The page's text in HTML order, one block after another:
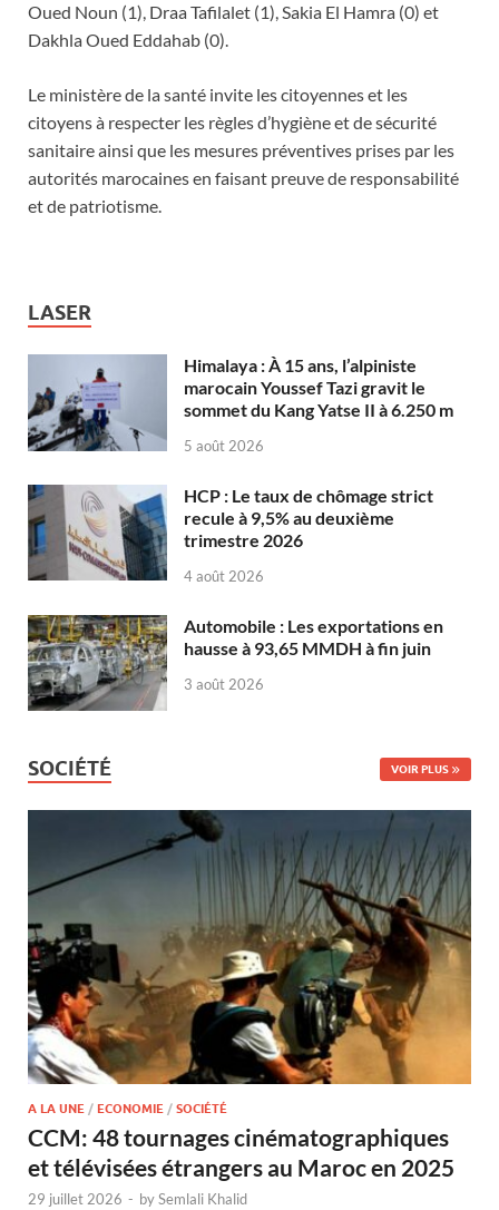
Oued Noun (1), Draa Tafilalet (1), Sakia El Hamra (0) et
Dakhla Oued Eddahab (0).
Le ministère de la santé invite les citoyennes et les
citoyens à respecter les règles d’hygiène et de sécurité
sanitaire ainsi que les mesures préventives prises par les
autorités marocaines en faisant preuve de responsabilité
et de patriotisme.
LASER
Himalaya : À 15 ans, l’alpiniste
marocain Youssef Tazi gravit le
sommet du Kang Yatse II à 6.250 m
5 août 2026
HCP : Le taux de chômage strict
recule à 9,5% au deuxième
trimestre 2026
4 août 2026
Automobile : Les exportations en
hausse à 93,65 MMDH à fin juin
3 août 2026
SOCIÉTÉ VOIR PLUS
A LA UNE / ECONOMIE / SOCIÉTÉ
CCM: 48 tournages cinématographiques
et télévisées étrangers au Maroc en 2025
29 juillet 2026 - bySemlali Khalid